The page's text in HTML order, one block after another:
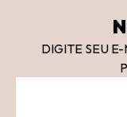
DIGITE SEU